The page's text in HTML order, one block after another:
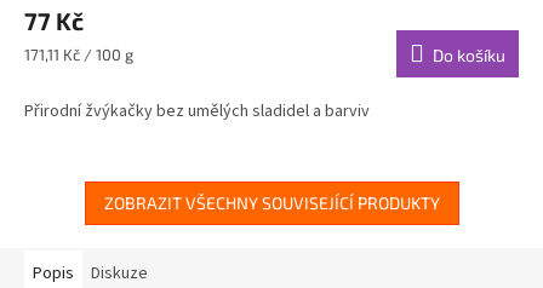
77 Kč
Měrná
171,11 Kč / 100 g Do košíku
Přirodní žvýkačky bez umělých sladidel a barviv
ZOBRAZIT VŠECHNY SOUVISEJÍCÍ PRODUKTY
Popis Diskuze